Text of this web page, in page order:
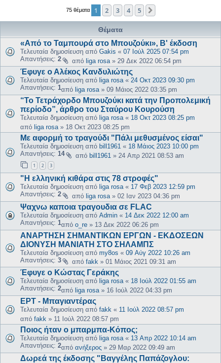
75 θέματα 1 2 3 4 5
Θέματα
«Από το Ταμπουρά στο Μπουζούκι», Β' έκδοση
Τελευταία δημοσίευση από Gakis « 07 Ιούλ 2025 07:54 pm
Απαντήσεις: 2 από liga rosa » 29 Δεκ 2022 06:54 pm
Έφυγε ο Αλέκος Κανδυλιώτης
Τελευταία δημοσίευση από liga rosa « 24 Οκτ 2023 09:30 pm
Απαντήσεις: 1από liga rosa » 09 Μάιος 2022 03:35 pm
“Το Τετράχορδο Μπουζούκι κατά την Προπολεμική
περίοδο”, άρθρο του Σταύρου Κουρούση
Τελευταία δημοσίευση από liga rosa « 18 Οκτ 2023 08:25 pm
από liga rosa » 18 Οκτ 2023 08:25 pm
Με αφορμή το τραγούδι "Πάλι μεθυσμένος είσαι"
Τελευταία δημοσίευση από bill1961 « 18 Μάιος 2023 10:00 pm
Απαντήσεις: 14 από bill1961 » 24 Απρ 2021 08:53 am
1 2 3
"Η ελληνική κιθάρα στις 78 στροφές"
Τελευταία δημοσίευση από liga rosa « 17 Φεβ 2023 12:59 pm
Απαντήσεις: 2 από liga rosa » 02 Ιαν 2023 04:36 pm
Ψαχνω καποια τραγουδια σε FLAC
Τελευταία δημοσίευση από Admin « 14 Δεκ 2022 12:00 am
Απαντήσεις: 1από o_re » 13 Δεκ 2022 06:26 pm
ΑΝΑΡΤΗΣΗ ΣΗΜΑΝΤΙΚΩΝ ΕΡΓΩΝ - ΕΚΔΟΣΕΩΝ
ΔΙΟΝΥΣΗ ΜΑΝΙΑΤΗ ΣΤΟ ΣΗΛΑΜΠΣ
Τελευταία δημοσίευση από my8os « 09 Αύγ 2022 10:26 am
Απαντήσεις: 3 από fakk » 01 Μάιος 2021 09:31 am
Έφυγε ο Κώστας Γεράκης
Τελευταία δημοσίευση από liga rosa« 18 Ιούλ 2022 01:55 am
Απαντήσεις: 2από liga rosa» 16 Ιούλ 2022 04:33 pm
ΕΡΤ - Μπαγιαντέρας
Τελευταία δημοσίευση από fakk « 11 Ιούλ 2022 08:57 pm
από fakk » 11 Ιούλ 2022 08:57 pm
Ποιος ήταν ο μπαρμπα-Κόπος;
Τελευταία δημοσίευση από liga rosa« 13 Απρ 2022 10:14 am
Απαντήσεις: 2από ανήξερος » 29 Μαρ 2022 09:49 am
Δωρεά της έκδοσης "Βαγγέλης Παπάζογλου: